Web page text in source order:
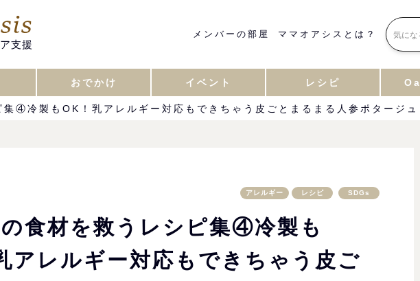
支援
メンバーの部屋 ママオアシスとは？
おでかけ イベント レシピ
④冷製もOK！乳アレルギー対応もできちゃう皮ごとまるまる人参ポタージュ
アレルギー レシピ SDGs
食材を救うレシピ集④冷製も
アレルギー対応もできちゃう皮ご